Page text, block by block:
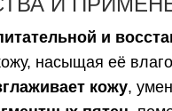
и
насыщая её
кожу,